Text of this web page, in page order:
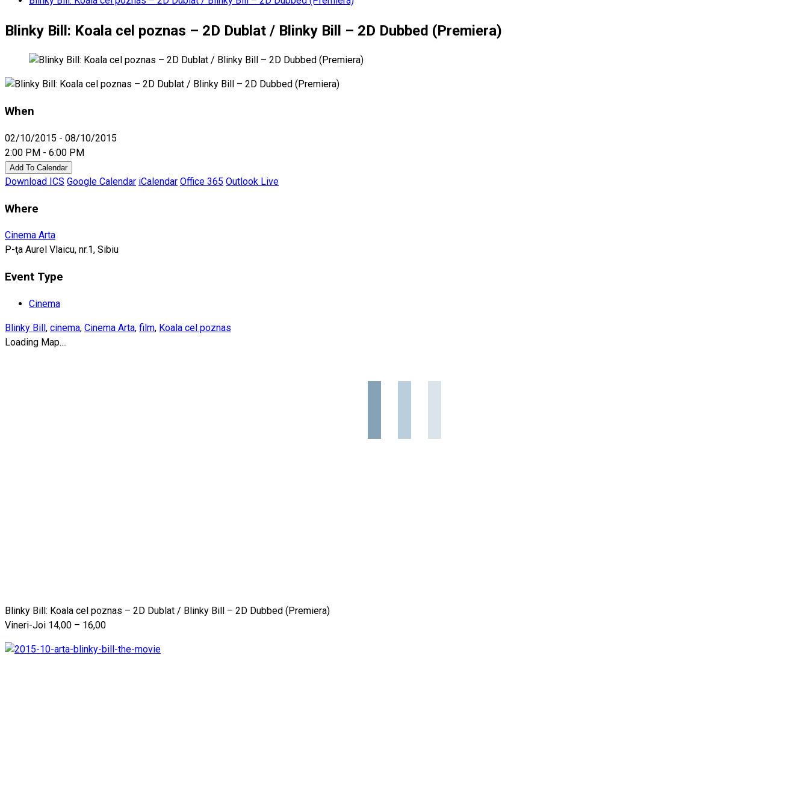
Blinky Bill: Koala cel poznas – 2D Dublat / Blinky Bill – 2D Dubbed (Premiera)
When
02/10/2015 - 08/10/2015
2:00 PM - 6:00 PM
Add To Calendar
Download ICS Google Calendar iCalendar Office 365 Outlook Live
Where
Cinema Arta
P-ţa Aurel Vlaicu, nr.1, Sibiu
Event Type
Cinema
Blinky Bill, cinema, Cinema Arta, film, Koala cel poznas
Loading Map....
Blinky Bill: Koala cel poznas – 2D Dublat / Blinky Bill – 2D Dubbed (Premiera)
Vineri-Joi 14,00 – 16,00